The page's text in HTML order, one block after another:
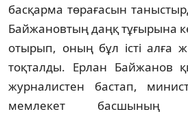
басқарма төрағасын
Байжановтың даңқ тұғырына
отырып, оның бұл iстi алға
тоқталды. Ерлан Байжанов
журналистен бастап,
мемлекет басшының